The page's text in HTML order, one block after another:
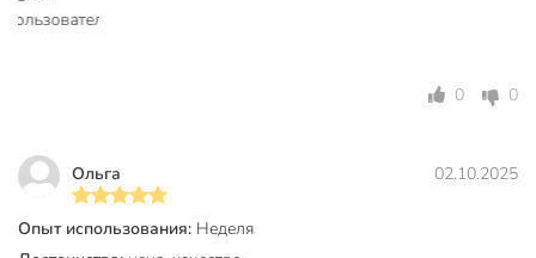
0 0
Ольга 02.10.2025
Опыт использования: Неделя